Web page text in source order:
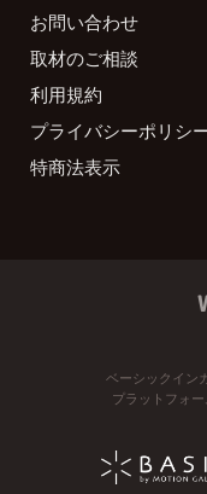
お問い合わせ
取材のご相談
利用規約
プライバシーポリシ
特商法表示
ベーシックイン
プラットフォー